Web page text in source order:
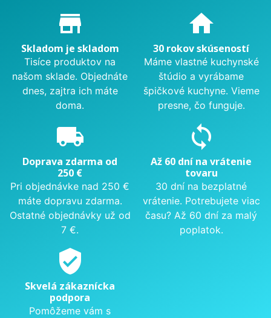
Proč nakupovat u nás?
store_mall_directory
Skladom je skladom
Tisíce produktov na
našom sklade. Objednáte
dnes, zajtra ich máte
doma.
home
30 rokov skúseností
Máme vlastné kuchynské
štúdio a vyrábame
špičkové kuchyne. Vieme
presne, čo funguje.
local_shipping
Doprava zdarma od
250 €
Pri objednávke nad 250 €
máte dopravu zdarma.
Ostatné objednávky už od
7 €.
sync
Až 60 dní na vrátenie
tovaru
30 dní na bezplatné
vrátenie. Potrebujete viac
času? Až 60 dní za malý
poplatok.
verified_user
Skvelá zákaznícka
podpora
Pomôžeme vám s